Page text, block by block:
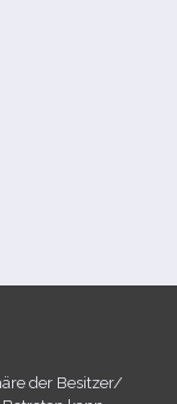
der Besitzer/​